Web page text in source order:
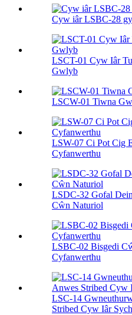
Cyw iâr LSBC-28
LSCT-01 Cyw Iâr
Gwlyb
LSCW-01 Tiwna
LSW-07 Ci Pot Cig
Cyfanwerthu
LSDC-32 Gofal
Cŵn Naturiol
LSBC-02 Bisgedi
Cyfanwerthu
LSC-14
Stribed Cyw Iâr Sych